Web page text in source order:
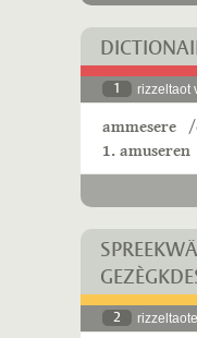
1 rizzeltaot
ammesere /
1. amuseren
2